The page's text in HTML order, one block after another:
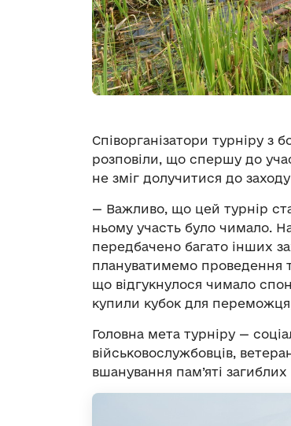
Співорганізатори турніру з
розповіли, що спершу до
не зміг долучитися до
— Важливо, що цей турнір
ньому участь було чимало.
передбачено багато інших
плануватимемо проведення
що відгукнулося чимало
купили кубок для
Головна мета турніру —
військовослужбовців,
вшанування пам’яті